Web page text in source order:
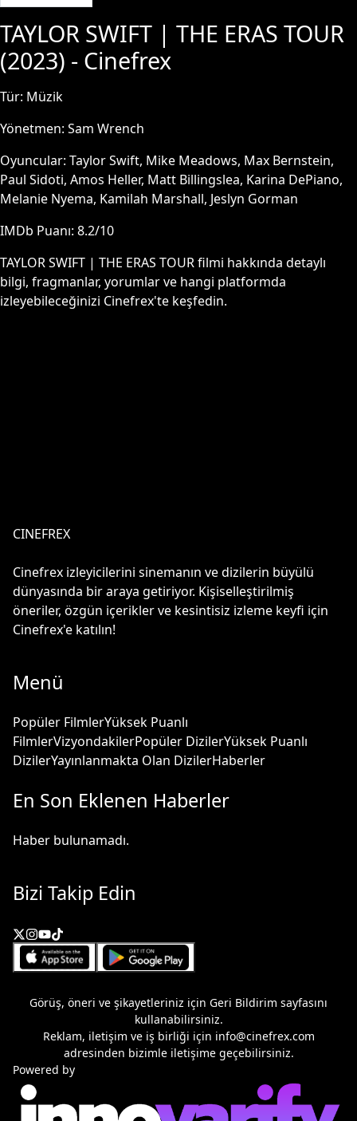
TAYLOR SWIFT | THE ERAS TOUR
(2023) - Cinefrex
Tür: Müzik
Yönetmen: Sam Wrench
Oyuncular: Taylor Swift, Mike Meadows, Max Bernstein,
Paul Sidoti, Amos Heller, Matt Billingslea, Karina DePiano,
Melanie Nyema, Kamilah Marshall, Jeslyn Gorman
IMDb Puanı: 8.2/10
TAYLOR SWIFT | THE ERAS TOURfilmi hakkında detaylı
bilgi, fragmanlar, yorumlar ve hangi platformda
izleyebileceğinizi Cinefrex'te keşfedin.
CINEFREX
Cinefrex izleyicilerini sinemanın ve dizilerin büyülü
dünyasında bir araya getiriyor. Kişiselleştirilmiş
öneriler, özgün içerikler ve kesintisiz izleme keyfi için
Cinefrex'e katılın!
Menü
Popüler FilmlerYüksek Puanlı
FilmlerVizyondakilerPopüler DizilerYüksek Puanlı
DizilerYayınlanmakta Olan DizilerHaberler
En Son Eklenen Haberler
Haber bulunamadı.
Bizi Takip Edin
Görüş, öneri ve şikayetleriniz için Geri Bildirim sayfasını
kullanabilirsiniz.
Reklam, iletişim ve iş birliği için info@cinefrex.com
adresinden bizimle iletişime geçebilirsiniz.
Powered by